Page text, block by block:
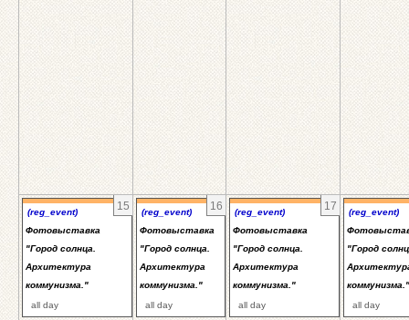
15
(reg_event)
Фотовыставка
"Город солнца.
Архитектура
коммунизма."
all day
16
(reg_event)
Фотовыставка
"Город солнца.
Архитектура
коммунизма."
all day
17
(reg_event)
Фотовыставка
"Город солнца.
Архитектура
коммунизма."
all day
(reg_event)
"Город
коммунизма."
all day